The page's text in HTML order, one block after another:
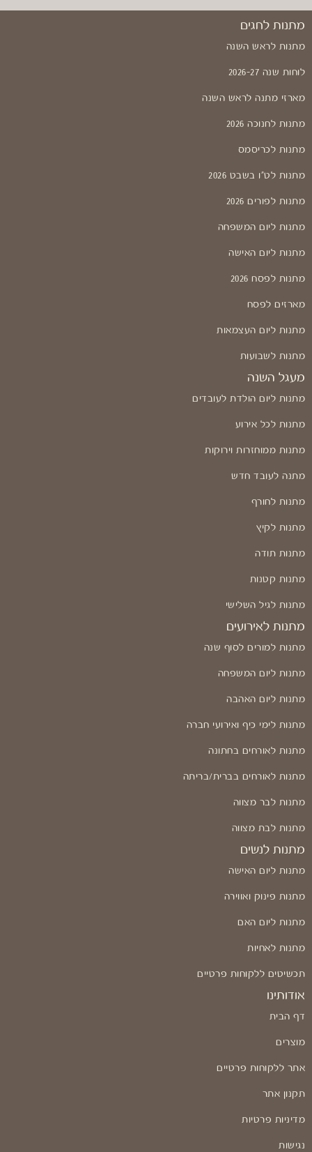
מתנות לחגים
מתנות לראש השנה
לוחות שנה 2026-27
מארזי מתנה לראש השנה
מתנות לחנוכה 2026
מתנות לכריסמס
מתנות לט"ו בשבט 2026
מתנות לפורים 2026
מתנות ליום המשפחה
מתנות ליום האישה
מתנות לפסח 2026
מארזים לפסח
מתנות ליום העצמאות
מתנות לשבועות
מעגל השנה
מתנות ליום הולדת לעובדים
מתנות לכל אירוע
מתנות ממוחזרות וירוקות
מתנה לעובד חדש
מתנות לחורף
מתנות לקיץ
מתנות תודה
מתנות קטנות
מתנות לגיל השלישי
מתנות לאירועים
מתנות למורים לסוף שנה
מתנות ליום המשפחה
מתנות ליום האהבה
מתנות לימי כיף ואירועי חברה
מתנות לאורחים בחתונה
מתנות לאורחים בברית/בריתה
מתנות לבר מצווה
מתנות לבת מצווה
מתנות לנשים
מתנות ליום האישה
מתנות פינוק ואווירה
מתנות ליום האם
מתנות לאחיות
תכשיטים ללקוחות פרטיים
אודותינו
דף הבית
מוצרים
אתר ללקוחות פרטיים
תקנון אתר
מדיניות פרטיות
נגישות